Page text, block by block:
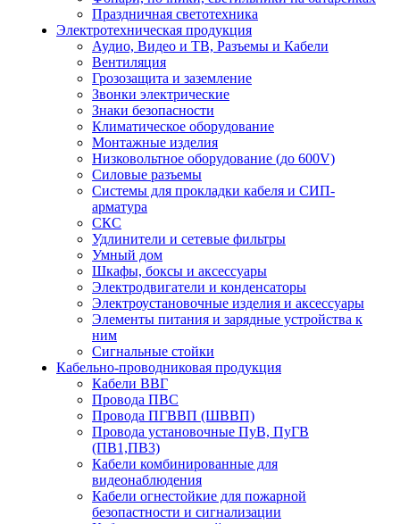
Праздничная светотехника
Электротехническая продукция
Аудио, Видео и ТВ, Разъемы и Кабели
Вентиляция
Грозозащита и заземление
Звонки электрические
Знаки безопасности
Климатическое оборудование
Монтажные изделия
Низковольтное оборудование (до 600V)
Силовые разъемы
Системы для прокладки кабеля и СИП-
арматура
СКС
Удлинители и сетевые фильтры
Умный дом
Шкафы, боксы и аксессуары
Электродвигатели и конденсаторы
Электроустановочные изделия и аксессуары
Элементы питания и зарядные устройства к
ним
Сигнальные стойки
Кабельно-проводниковая продукция
Кабели ВВГ
Провода ПВС
Провода ПГВВП (ШВВП)
Провода установочные ПуВ, ПуГВ
(ПВ1,ПВ3)
Кабели комбинированные для
видеонаблюдения
Кабели огнестойкие для пожарной
безопастности и сигнализации